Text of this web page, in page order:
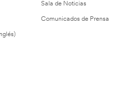
Sala de Noticias
Comunicados de Prensa